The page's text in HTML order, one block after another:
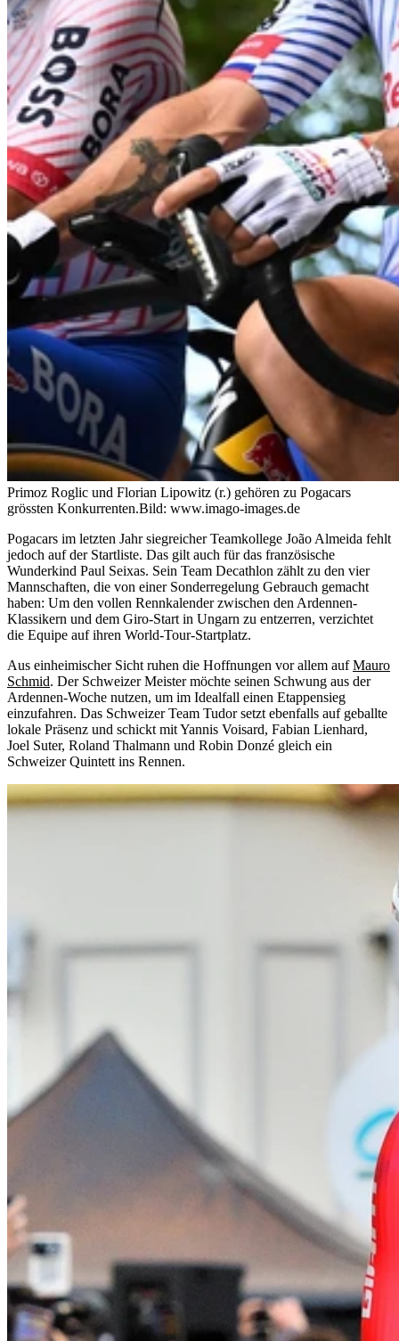
Primoz Roglic und Florian Lipowitz (r.) gehören zu Pogacars
grössten Konkurrenten.Bild: www.imago-images.de
Pogacars im letzten Jahr siegreicher Teamkollege João Almeida fehlt
jedoch auf der Startliste. Das gilt auch für das französische
Wunderkind Paul Seixas. Sein Team Decathlon zählt zu den vier
Mannschaften, die von einer Sonderregelung Gebrauch gemacht
haben: Um den vollen Rennkalender zwischen den Ardennen-
Klassikern und dem Giro-Start in Ungarn zu entzerren, verzichtet
die Equipe auf ihren World-Tour-Startplatz.
Aus einheimischer Sicht ruhen die Hoffnungen vor allem aufMauro
Schmid. Der Schweizer Meister möchte seinen Schwung aus der
Ardennen-Woche nutzen, um im Idealfall einen Etappensieg
einzufahren. Das Schweizer Team Tudor setzt ebenfalls auf geballte
lokale Präsenz und schickt mit Yannis Voisard, Fabian Lienhard,
Joel Suter, Roland Thalmann und Robin Donzé gleich ein
Schweizer Quintett ins Rennen.